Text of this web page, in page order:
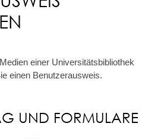
einer Universitätsbibliothek
einen Benutzerausweis.
UND FORMULARE